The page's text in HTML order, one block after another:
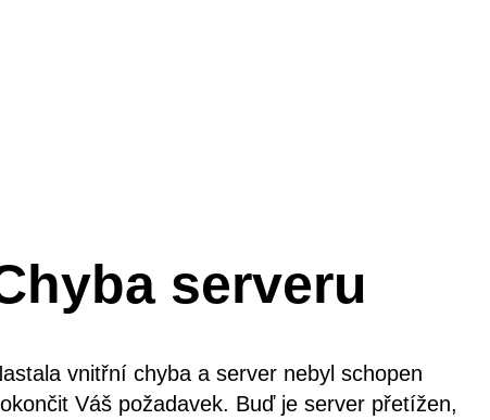
serveru
vnitřní chyba a server nebyl schopen
Váš požadavek. Buď je server přetížen,